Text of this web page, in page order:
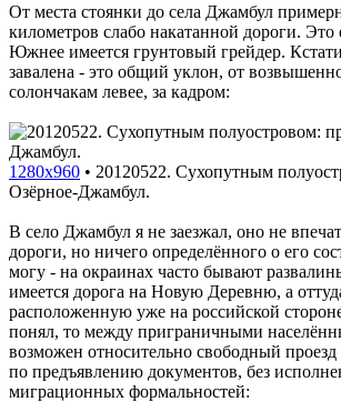
От места стоянки до села Джамбул
километров слабо накатанной дороги.
Южнее имеется грунтовый грейдер.
завалена - это общий уклон, от
солончакам левее, за кадром:
1280x960 • 20120522. Сухопутным
Озёрное-Джамбул.
В село Джамбул я не заезжал, оно не
дороги, но ничего определённого о его
могу - на окраинах часто бывают
имеется дорога на Новую Деревню, а
расположенную уже на российской
понял, то между приграничными
возможен относительно свободный
по предъявлению документов, без
миграционных формальностей: